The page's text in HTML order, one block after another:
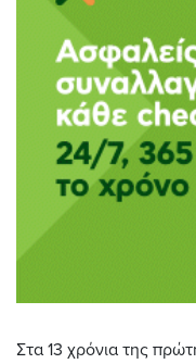
Στα 13 χρόνια της